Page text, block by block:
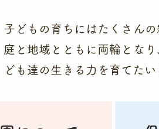
子どもの育ちにはたくさん
庭と地域とともに両輪とな
ども達の生きる力を育てたい